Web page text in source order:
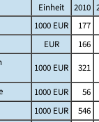
Einheit 2010
1000 EUR 177
EUR 166
1000 EUR 321
1000 EUR 56
1000 EUR 546